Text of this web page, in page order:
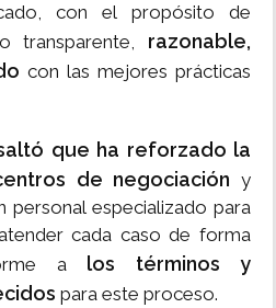
con el propósito de
transparente, razonable,
con las mejores prácticas
que ha reforzado la
de negociación y
personal especializado para
cada caso de forma
a los términos y
para este proceso.